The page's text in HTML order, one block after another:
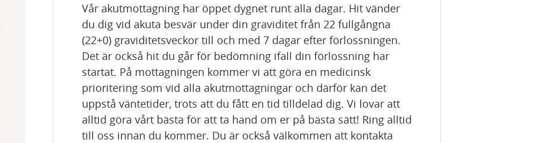
Vår akutmottagning har öppet dygnet runt alla dagar. Hit vänder
du dig vid akuta besvär under din graviditet från 22 fullgångna
(22+0) graviditetsveckor till och med 7 dagar efter förlossningen.
Det är också hit du går för bedömning ifall din förlossning har
startat. På mottagningen kommer vi att göra en medicinsk
prioritering som vid alla akutmottagningar och därför kan det
uppstå väntetider, trots att du fått en tid tilldelad dig. Vi lovar att
alltid göra vårt bästa för att ta hand om er på bästa sätt! Ring alltid
till oss innan du kommer. Du är också välkommen att kontakta